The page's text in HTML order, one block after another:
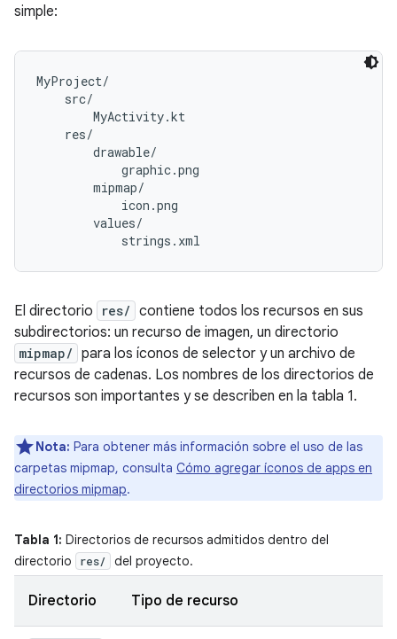
simple:
MyProject/
    src/
        MyActivity.kt
    res/
        drawable/
            graphic.png
        mipmap/
            icon.png
        values/
El directorio res/ contiene todos los recursos en sus
subdirectorios: un recurso de imagen, un directorio
mipmap/ para los íconos de selector y un archivo de
recursos de cadenas. Los nombres de los directorios de
recursos son importantes y se describen en la tabla 1.
Nota: Para obtener más información sobre el uso de las
carpetas mipmap, consulta Cómo agregar íconos de apps en
directorios mipmap.
Tabla 1: Directorios de recursos admitidos dentro del
directorio
res/ del proyecto.
Directorio Tipo de recurso